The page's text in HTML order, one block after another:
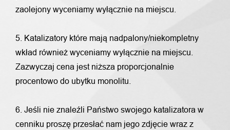
zaolejony wyceniamy wyłącznie na miejscu.
5. Katalizatory które mają nadpalony/niekompletny
wkład również wyceniamy wyłącznie na miejscu.
Zazwyczaj cena jest niższa proporcjonalnie
procentowo do ubytku monolitu.
6. Jeśli nie znaleźli Państwo swojego katalizatora w
cenniku proszę przesłać nam jego zdjęcie wraz z